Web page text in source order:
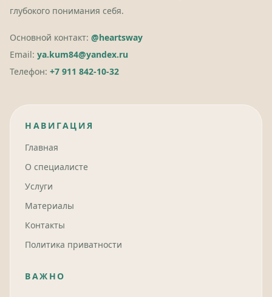
глубокого понимания себя.
Основной контакт: @heartsway
Email: ya.kum84@yandex.ru
Телефон: +7 911 842-10-32
НАВИГАЦИЯ
Главная
О специалисте
Услуги
Материалы
Контакты
Политика приватности
ВАЖНО